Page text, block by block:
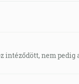
intéződött, nem